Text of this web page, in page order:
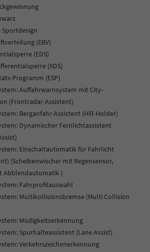
(EBV)
(EDS)
(XDS)
Programm (ESP)
Auffahrwarnsystem mit City-
(Frontradar-Assistent)
Berganfahr-Assistent (Hill-Holder)
Dynamischer Fernlichtassistent
Einschaltautomatik für Fahrlicht
(Scheibenwischer mit Regensensor,
Abblendautomatik )
Fahrprofilauswahl
Multikollisionsbremse (Multi Collision
Müdigkeitserkennung
Spurhalteassistent (Lane Assist)
Verkehrszeichenerkennung